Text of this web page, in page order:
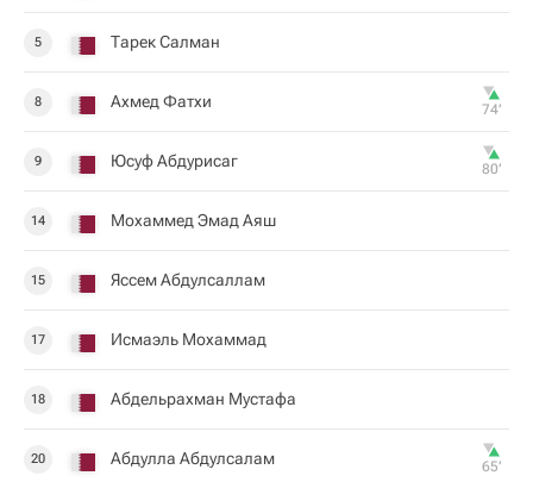
5 Тарек Салман
8 Ахмед Фатхи 74‎’‎
9 Юсуф Абдурисаг 80‎’‎
14 Мохаммед Эмад Аяш
15 Яссем Абдулсаллам
17 Исмаэль Мохаммад
18 Абдельрахман Мустафа
20 Абдулла Абдулсалам 65‎’‎